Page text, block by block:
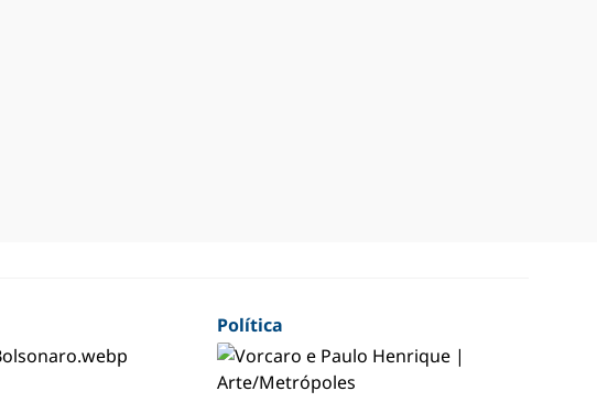
Política